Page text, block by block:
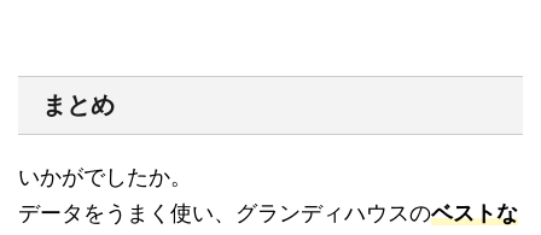
まとめ
いかがでしたか。
データをうまく使い、グランディハウスのベストな